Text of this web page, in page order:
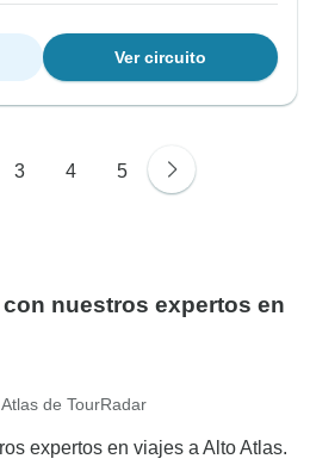
Ver circuito
3 4 5
nuestros expertos en
de TourRadar
expertos en viajes a Alto Atlas.